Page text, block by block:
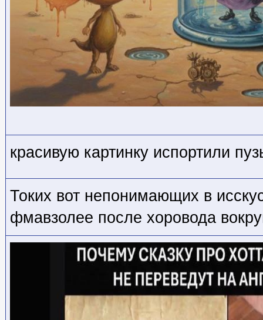
красивую картинку испортили
Токих вот непонимающих в
фмавзолее после хоровода